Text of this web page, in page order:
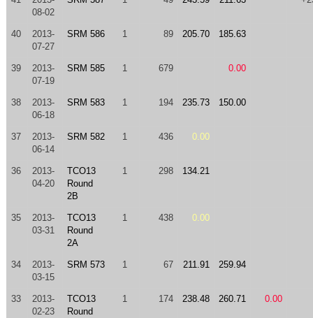
08-02
40
2013-
07-27
SRM 586 1 89 205.70 185.63
39
2013-
07-19
SRM 585 1 679 0.00
38
2013-
06-18
SRM 583 1 194 235.73 150.00
37
2013-
06-14
SRM 582 1 436 0.00
36
2013-
04-20
TCO13
Round
2B
1 298 134.21
35
2013-
03-31
TCO13
Round
2A
1 438 0.00
34
2013-
03-15
SRM 573 1 67 211.91 259.94
33
2013-
02-23
TCO13
Round
1 174 238.48 260.71 0.00